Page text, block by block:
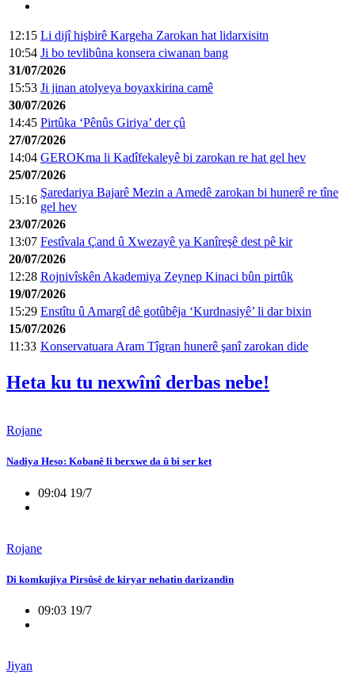
12:15 Li dijî hişbirê Kargeha Zarokan hat lidarxisitn
10:54 Ji bo tevlibûna konsera ciwanan bang
31/07/2026
15:53 Ji jinan atolyeya boyaxkirina camê
30/07/2026
14:45 Pirtûka ‘Pênûs Giriya’ der çû
27/07/2026
14:04 GEROKma li Kadîfekaleyê bi zarokan re hat gel hev
25/07/2026
15:16
Şaredariya Bajarê Mezin a Amedê zarokan bi hunerê re tîne
gel hev
23/07/2026
13:07 Festîvala Çand û Xwezayê ya Kanîreşê dest pê kir
20/07/2026
12:28 Rojnivîskên Akademiya Zeynep Kinaci bûn pirtûk
19/07/2026
15:29 Enstîtu û Amargî dê gotûbêja ‘Kurdnasiyê’ li dar bixin
15/07/2026
11:33 Konservatuara Aram Tîgran hunerê şanî zarokan dide
Heta ku tu nexwînî derbas nebe!
Rojane
Nadiya Heso: Kobanê li berxwe da û bi ser ket
09:04 19/7
Rojane
Di komkujiya Pirsûsê de kiryar nehatin darizandin
09:03 19/7
Jiyan